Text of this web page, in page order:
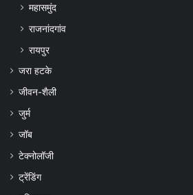
महासमुंद
राजनांदगांव
रायपुर
जरा हटके
जीवन-शैली
जुर्म
जॉब
टेक्नोलॉजी
ट्रेंडिंग